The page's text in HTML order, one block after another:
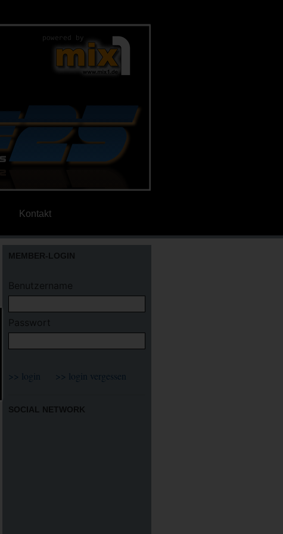
Kontakt
MEMBER-LOGIN
Benutzername
Passwort
SOCIAL NETWORK